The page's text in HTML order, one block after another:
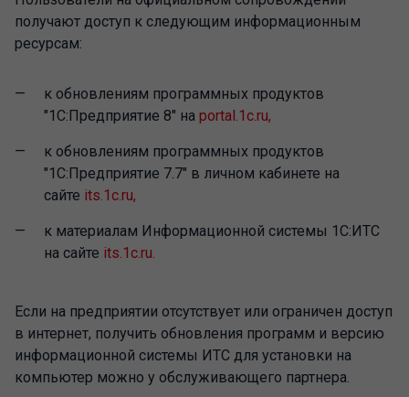
получают доступ к следующим информационным
ресурсам:
к обновлениям программных продуктов
"1С:Предприятие 8" на portal.1c.ru,
к обновлениям программных продуктов
"1С:Предприятие 7.7" в личном кабинете на
сайте its.1c.ru,
к материалам Информационной системы 1С:ИТС
на сайте its.1c.ru.
Если на предприятии отсутствует или ограничен доступ
в интернет, получить обновления программ и версию
информационной системы ИТС для установки на
компьютер можно у обслуживающего партнера.